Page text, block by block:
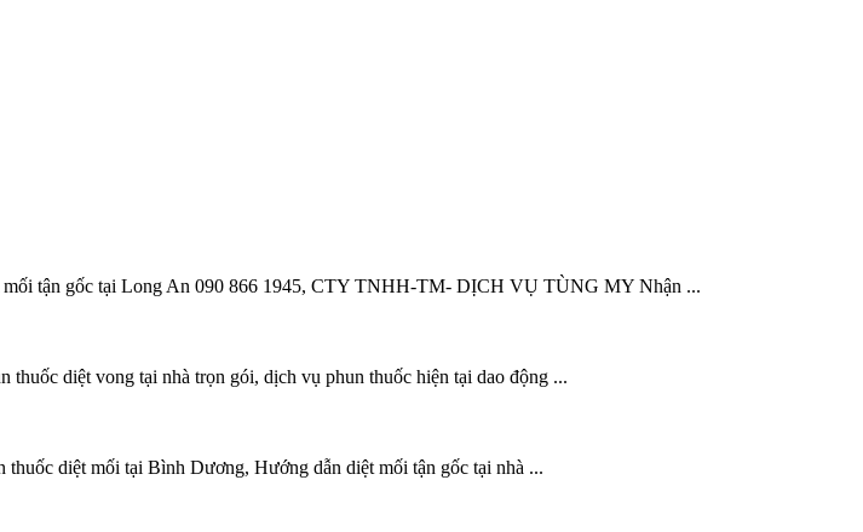
mối tận gốc tại Long An 090 866 1945, CTY TNHH-TM- DỊCH VỤ TÙNG MY Nhận ...
thuốc diệt vong tại nhà trọn gói, dịch vụ phun thuốc hiện tại dao động ...
thuốc diệt mối tại Bình Dương, Hướng dẫn diệt mối tận gốc tại nhà ...